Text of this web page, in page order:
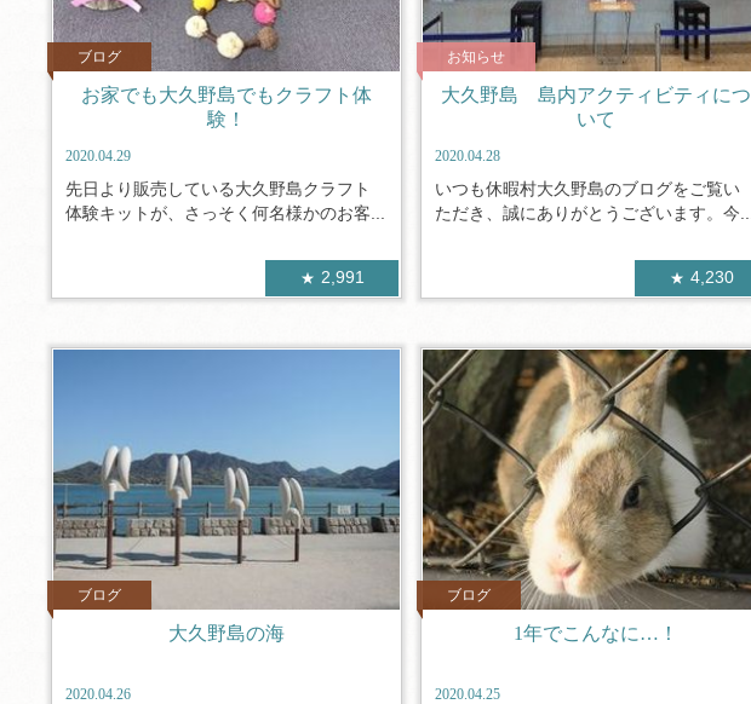
ブログ
お家でも大久野島でもクラフト体
験！
2020.04.29
先日より販売している大久野島クラフト
体験キットが、さっそく何名様かのお客...
2,991
お知らせ
大久野島 島内アクティビティにつ
いて
2020.04.28
いつも休暇村大久野島のブログをご覧い
ただき、誠にありがとうございます。今...
4,230
ブログ
大久野島の海
2020.04.26
ブログ
1年でこんなに…！
2020.04.25